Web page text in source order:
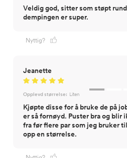
Veldig god, sitter som støpt
dempingen er super.
Nyttig?
Jeanette
Opplevd størrelse: Liten
Kjøpte disse for å bruke de på
er så fornøyd. Puster bra og blir
fra før flere par som jeg bruker
opp en størrelse.